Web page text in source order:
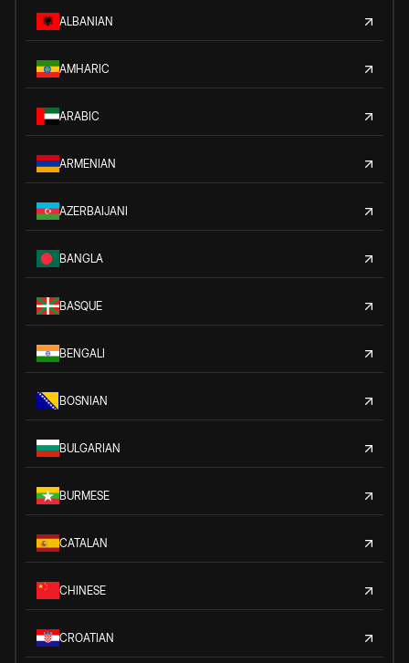
ALBANIAN
AMHARIC
ARABIC
ARMENIAN
AZERBAIJANI
BANGLA
BASQUE
BENGALI
BOSNIAN
BULGARIAN
BURMESE
CATALAN
CHINESE
CROATIAN